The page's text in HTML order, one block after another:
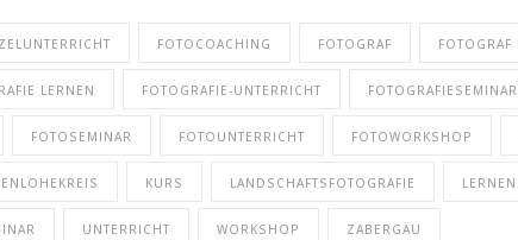
FOTOCOACHING FOTOGRAF
LERNEN FOTOGRAFIE-UNTERRICHT FOTOGRAFIESEMINAR
FOTOSEMINAR FOTOUNTERRICHT FOTOWORKSHOP
KURS LANDSCHAFTSFOTOGRAFIE LERNEN
UNTERRICHT WORKSHOP ZABERGÄU